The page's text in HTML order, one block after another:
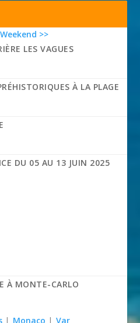
>>
LES VAGUES
À LA PLAGE
DU 05 AU 13 JUIN 2025
À MONTE-CARLO
| Monaco | Var